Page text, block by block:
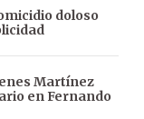
doloso
Martínez
en Fernando